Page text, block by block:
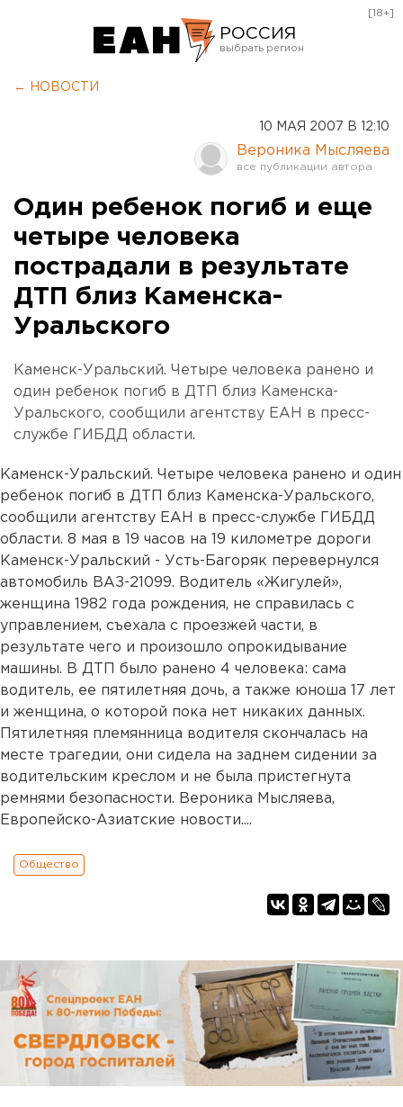
РОССИЯ
Оренбург
[18+]
← НОВОСТИ
10 МАЯ 2007 В 12:10
Вероника Мысляева
Один ребенок погиб и еще
четыре человека
пострадали в результате
ДТП близ Каменска-
Уральского
Каменск-Уральский. Четыре человека ранено и
один ребенок погиб в ДТП близ Каменска-
Уральского, сообщили агентству ЕАН в пресс-
службе ГИБДД области.
Каменск-Уральский. Четыре человека ранено и один
ребенок погиб в ДТП близ Каменска-Уральского,
сообщили агентству ЕАН в пресс-службе ГИБДД
области. 8 мая в 19 часов на 19 километре дороги
Каменск-Уральский - Усть-Багоряк перевернулся
автомобиль ВАЗ-21099. Водитель «Жигулей»,
женщина 1982 года рождения, не справилась с
управлением, съехала с проезжей части, в
результате чего и произошло опрокидывание
машины. В ДТП было ранено 4 человека: сама
водитель, ее пятилетняя дочь, а также юноша 17 лет
и женщина, о которой пока нет никаких данных.
Пятилетняя племянница водителя скончалась на
месте трагедии, они сидела на заднем сидении за
водительским креслом и не была пристегнута
ремнями безопасности. Вероника Мысляева,
Европейско-Азиатские новости....
Общество